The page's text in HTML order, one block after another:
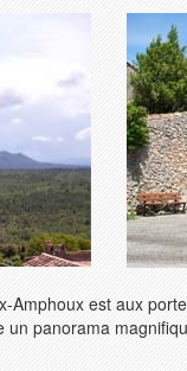
est aux
panorama